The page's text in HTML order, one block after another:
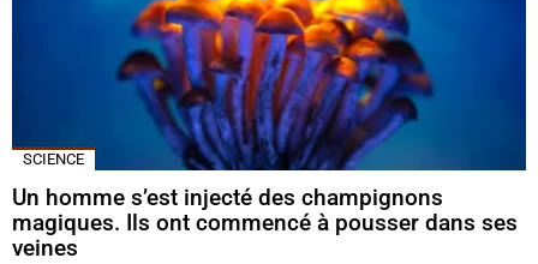
SCIENCE
Un homme s’est injecté des champignons
magiques. Ils ont commencé à pousser dans ses
veines